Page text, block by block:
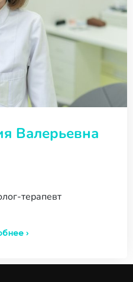
Валерьевна
терапевт
›